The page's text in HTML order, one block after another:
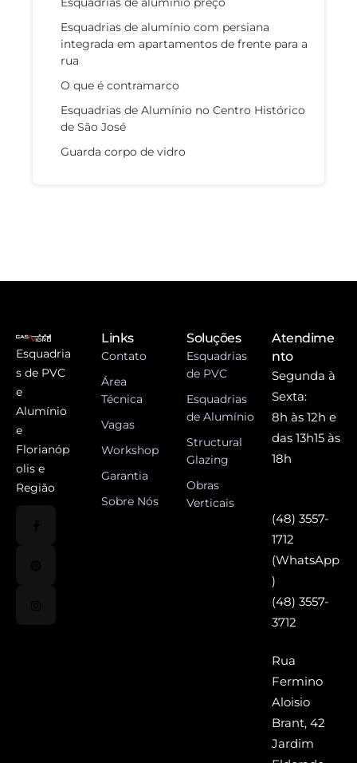
Esquadrias de alumínio com persiana
integrada em apartamentos de frente para a
rua
O que é contramarco
Esquadrias de Alumínio no Centro Histórico
de São José
Guarda corpo de vidro
Esquadria
s de PVC
e
Alumínio
e
Florianóp
olis e
Região
Links
Contato
Área
Técnica
Vagas
Workshop
Garantia
Sobre Nós
Soluções
Esquadrias
de PVC
Esquadrias
de Alumínio
Structural
Glazing
Obras
Verticais
Atendime
nto
Segunda à
Sexta:
8h às 12h e
das 13h15 às
18h
(48) 3557-
1712
(WhatsApp
)
(48) 3557-
3712
Rua
Fermino
Aloisio
Brant, 42
Jardim